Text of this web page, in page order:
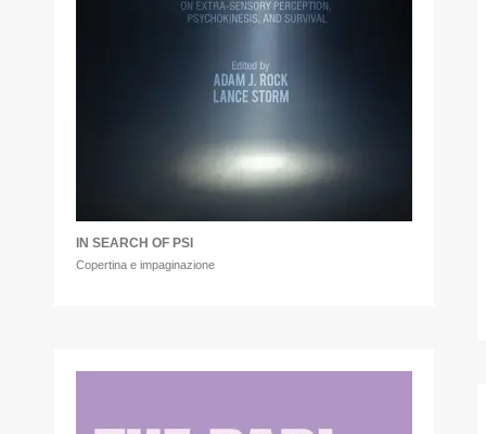
IN SEARCH OF PSI
Copertina e impaginazione